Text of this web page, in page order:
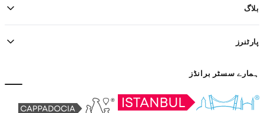
بلاگ
پارٹنرز
ہمارے سسٹر برانڈز